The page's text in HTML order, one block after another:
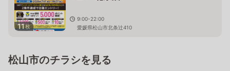
11枚
9:00-22:00
愛媛県松山市北条辻410
松山市のチラシを見る